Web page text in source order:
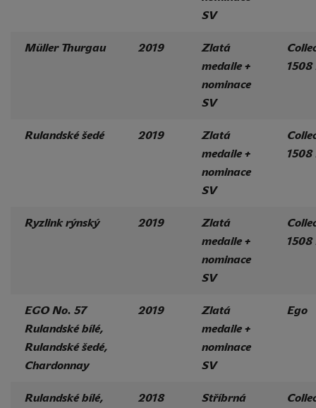
SV
Müller Thurgau 2019
Zlatá
medaile +
nominace
SV
1508
Rulandské šedé 2019
Zlatá
medaile +
nominace
SV
1508
Ryzlink rýnský 2019
Zlatá
medaile +
nominace
SV
1508
EGO No. 57
Rulandské bílé,
Rulandské šedé,
Chardonnay
2019
Zlatá
medaile +
nominace
SV
Ego
Rulandské bílé,
2018
Stříbrná